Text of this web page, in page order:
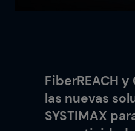
FiberREACH y
las nuevas
SYSTIMAX